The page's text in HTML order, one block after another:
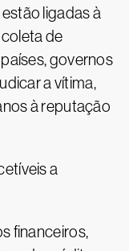
ligadas à
de
governos
a vítima,
à reputação
a
financeiros,